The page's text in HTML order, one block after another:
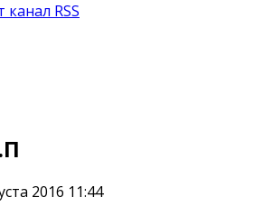
канал RSS
2016 11:44